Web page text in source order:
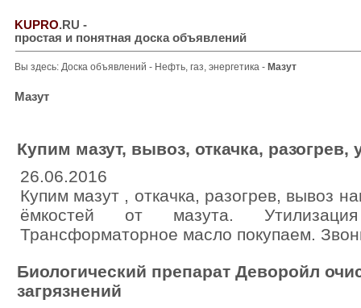
KUPRO.RU -
простая и понятная доска объявлений
Вы здесь: Доска объявлений - Нефть, газ, энергетика - Мазут
Мазут
Купим мазут, вывоз, откачка, разогрев,
26.06.2016
Купим мазут , откачка, разогрев, вывоз
ёмкостей от мазута.
Трансформаторное масло покупаем.
Биологический препарат Деворойл
загрязнений